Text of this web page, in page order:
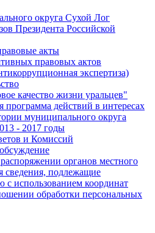
округа Сухой Лог
Президента Российской
акты
правовых актов
экспертиза)
качество жизни уральцев"
действий в интересах
муниципального округа
- 2017 годы
и Комиссий
органов местного
сведения, подлежащие
с использованием координат
обработки персональных